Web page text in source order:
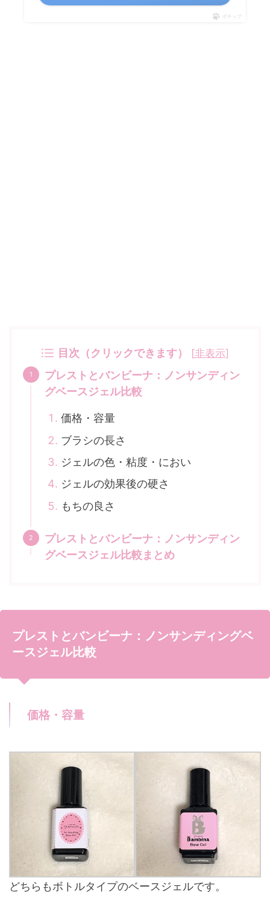
ポチップ
目次（クリックできます） [非表示]
プレストとバンビーナ：ノンサンディン
グベースジェル比較
価格・容量
ブラシの長さ
ジェルの色・粘度・におい
ジェルの効果後の硬さ
もちの良さ
プレストとバンビーナ：ノンサンディン
グベースジェル比較まとめ
プレストとバンビーナ：ノンサンディングベ
ースジェル比較
価格・容量
どちらもボトルタイプのベースジェルです。